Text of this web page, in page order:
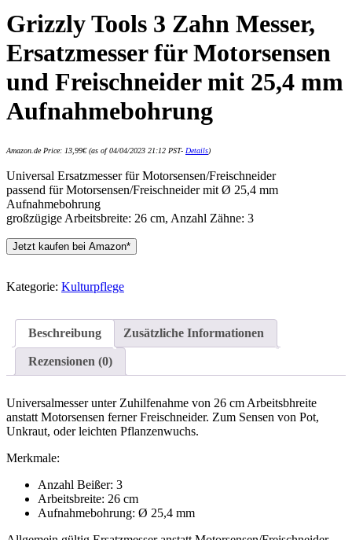
Grizzly Tools 3 Zahn Messer,
Ersatzmesser für Motorsensen
und Freischneider mit 25,4 mm
Aufnahmebohrung
Amazon.de Price: 13,99€(as of 04/04/2023 21:12 PST- Details)
Universal Ersatzmesser für Motorsensen/Freischneider
passend für Motorsensen/Freischneider mit Ø 25,4 mm
Aufnahmebohrung
großzügige Arbeitsbreite: 26 cm, Anzahl Zähne: 3
Jetzt kaufen bei Amazon*
Kategorie: Kulturpflege
Beschreibung Zusätzliche Informationen
Rezensionen (0)
Universalmesser unter Zuhilfenahme von 26 cm Arbeitsbhreite
anstatt Motorsensen ferner Freischneider. Zum Sensen von Pot,
Unkraut, oder leichten Pflanzenwuchs.
Merkmale:
Anzahl Beißer: 3
Arbeitsbreite: 26 cm
Aufnahmebohrung: Ø 25,4 mm